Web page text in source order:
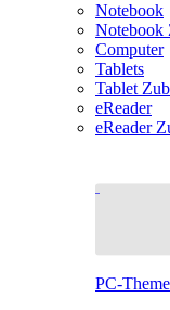
Notebook
Notebook
Computer
Tablets
Tablet
eReader
eReader
PC-